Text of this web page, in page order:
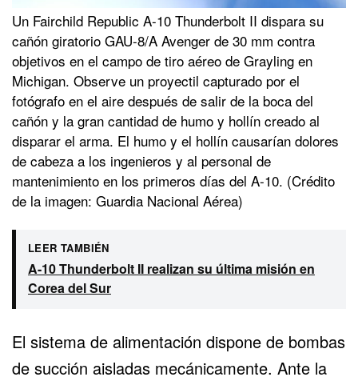
Un Fairchild Republic A-10 Thunderbolt II dispara su
cañón giratorio GAU-8/A Avenger de 30 mm contra
objetivos en el campo de tiro aéreo de Grayling en
Michigan. Observe un proyectil capturado por el
fotógrafo en el aire después de salir de la boca del
cañón y la gran cantidad de humo y hollín creado al
disparar el arma. El humo y el hollín causarían dolores
de cabeza a los ingenieros y al personal de
mantenimiento en los primeros días del A-10. (Crédito
de la imagen: Guardia Nacional Aérea)
LEER TAMBIÉN
A-10 Thunderbolt II realizan su última misión en
Corea del Sur
El sistema de alimentación dispone de bombas
de succión aisladas mecánicamente. Ante la